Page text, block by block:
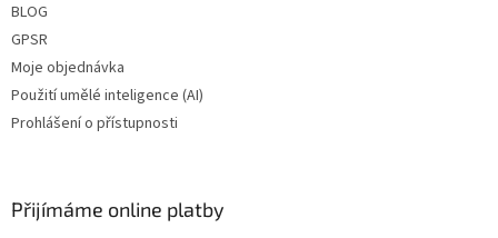
BLOG
GPSR
Moje objednávka
Použití umělé inteligence (AI)
Prohlášení o přístupnosti
Přijímáme online platby